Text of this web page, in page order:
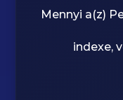
Mennyi a(z)
indexe,